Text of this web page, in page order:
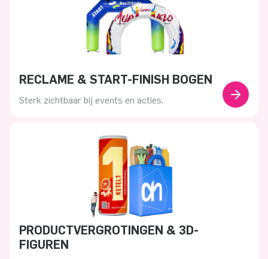
RECLAME & START-FINISH BOGEN
Sterk zichtbaar bij events en acties.
PRODUCTVERGROTINGEN & 3D-
FIGUREN